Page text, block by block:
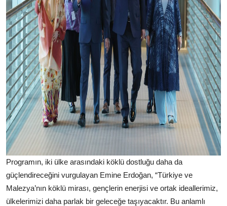
Programın, iki ülke arasındaki köklü dostluğu daha da
güçlendireceğini vurgulayan Emine Erdoğan, “Türkiye ve
Malezya’nın köklü mirası, gençlerin enerjisi ve ortak ideallerimiz,
ülkelerimizi daha parlak bir geleceğe taşıyacaktır. Bu anlamlı